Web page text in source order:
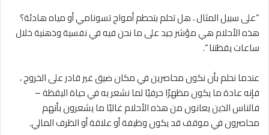
“على سبيل المثال ، هل تحلم بتحطم أمواج تسونامي أو مياه هادئة؟
هذه الأحلام هي مؤشر جيد على ما نحن فيه في نفسية وذهنية خلال
ساعات يقظتنا “.
عندما نحلم بأن نكون محاصرين في مكان ضيق غير قادر على الخروج ،
فإنه عادة ما يكون مظهرًا حرفيًا لما نشعر به في حياة اليقظة –
فالناس الذين يعانون من هذه الأحلام غالبًا ما يشعرون بأنهم
محاصرون في موقف قد يكون وظيفة أو علاقة أو الظرف المالي.